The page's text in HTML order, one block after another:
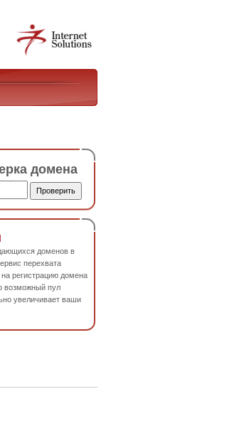
домена
доменов в
перехвата
регистрацию домена
возможный пул
увеличивает ваши